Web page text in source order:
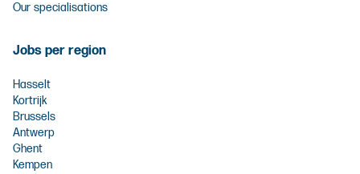
Our specialisations
Jobs per region
Hasselt
Kortrijk
Brussels
Antwerp
Ghent
Kempen